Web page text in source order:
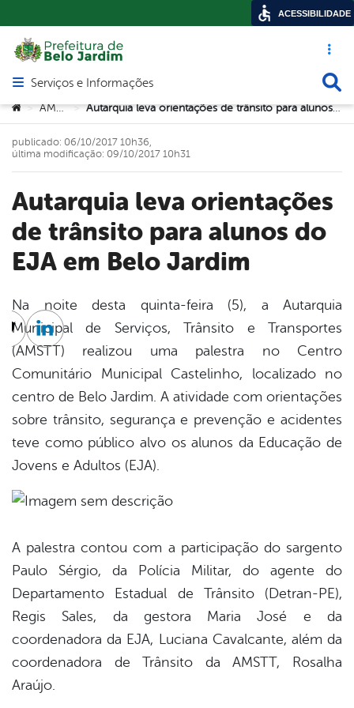
Acesso
Abrir menu principal de navegação
Serviços e Informações
Você está aqui:
> AMTT > Autarquia leva orientações de trânsito para alunos do EJA em Belo Jardim
Autarquia leva orientações
de trânsito para alunos do
EJA em Belo Jardim
publicado: 06/10/2017 10h36,
última modificação: 09/10/2017 10h31
Na noite desta quinta-feira (5), a Autarquia
Municipal de Serviços, Trânsito e Transportes
(AMSTT) realizou uma palestra no Centro
Comunitário Municipal Castelinho, localizado no
centro de Belo Jardim. A atividade com orientações
sobre trânsito, segurança e prevenção e acidentes
teve como público alvo os alunos da Educação de
Jovens e Adultos (EJA).
A palestra contou com a participação do sargento
Paulo Sérgio, da Polícia Militar, do agente do
Departamento Estadual de Trânsito (Detran-PE),
Regis Sales, da gestora Maria José e da
coordenadora da EJA, Luciana Cavalcante, além da
coordenadora de Trânsito da AMSTT, Rosalha
Araújo.
TwitterLinkedin
ACESSIBILIDADE